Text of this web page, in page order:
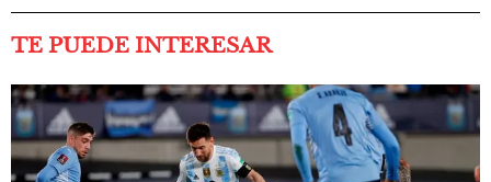
TE PUEDE INTERESAR